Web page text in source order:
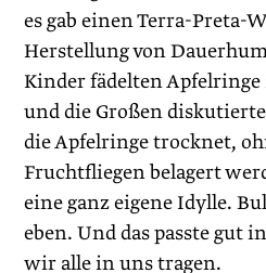
es gab einen Terra-Preta-
Herstellung von
Kinder fädelten
und die Großen
die Apfelringe trocknet,
Fruchtfliegen belagert
eine ganz eigene Idylle.
eben. Und das passte gut
wir alle in uns tragen.